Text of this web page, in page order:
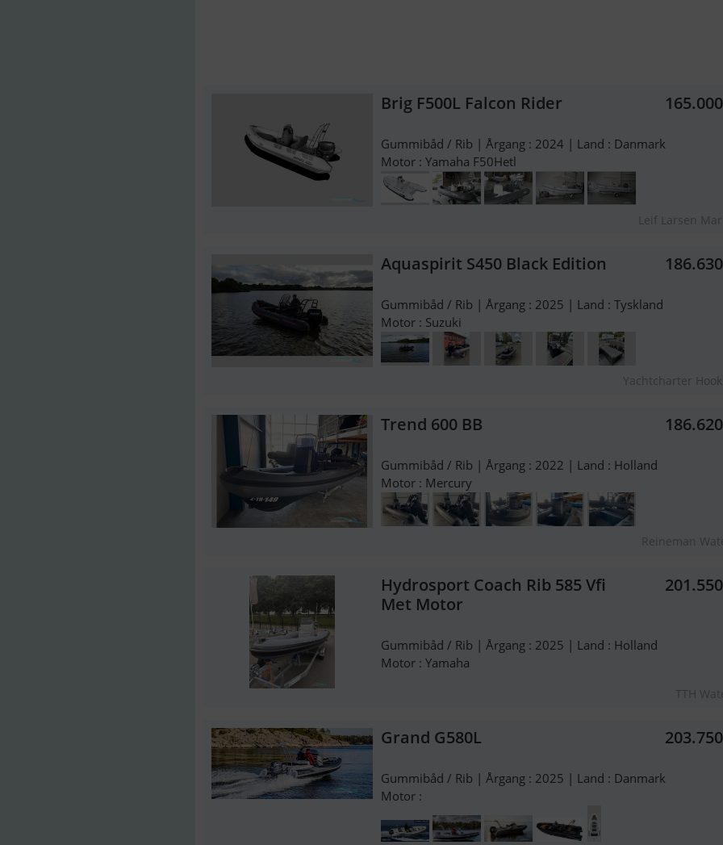
Brig F500L Falcon Rider
Gummibåd / Rib | Årgang : 2024 | Land : Danmark
Motor : Yamaha F50Hetl
Leif Larsen
Aquaspirit S450 Black Edition
Gummibåd / Rib | Årgang : 2025 | Land : Tyskland
Motor : Suzuki
Yachtcharter
Trend 600 BB
Gummibåd / Rib | Årgang : 2022 | Land : Holland
Motor : Mercury
Reineman
Hydrosport Coach Rib 585 Vfi
Met Motor
Gummibåd / Rib | Årgang : 2025 | Land : Holland
Motor : Yamaha
TTH
Grand G580L
Gummibåd / Rib | Årgang : 2025 | Land : Danmark
Motor :